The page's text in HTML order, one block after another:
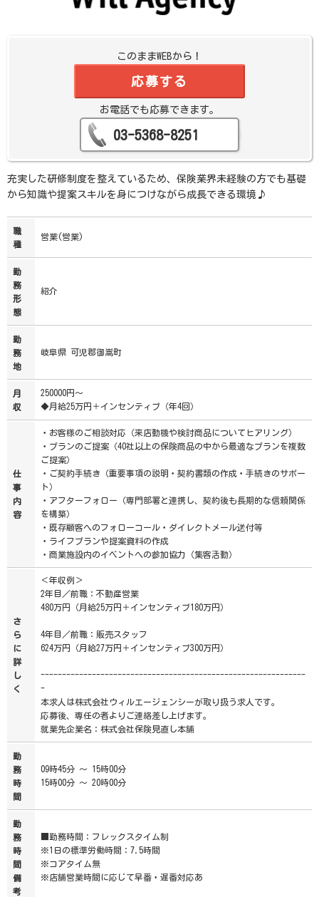
このままWEBから！
応募する
お電話でも応募できます。
03-5368-8251
充実した研修制度を整えているため、保険業界未経験の方でも基礎
から知識や提案スキルを身につけながら成長できる環境♪
職
種
営業(営業)
勤
務
形
態
紹介
勤
務
地
岐阜県 可児郡御嵩町
月
収
250000円～
◆月給25万円＋インセンティブ（年4回）
仕
事
内
容
・お客様のご相談対応（来店動機や検討商品についてヒアリング）
・プランのご提案（40社以上の保険商品の中から最適なプランを複数
ご提案）
・ご契約手続き（重要事項の説明・契約書類の作成・手続きのサポー
ト）
・アフターフォロー（専門部署と連携し、契約後も長期的な信頼関係
を構築）
・既存顧客へのフォローコール・ダイレクトメール送付等
・ライフプランや提案資料の作成
・商業施設内のイベントへの参加協力（集客活動）
さ
ら
に
詳
し
く
＜年収例＞
2年目／前職：不動産営業
480万円（月給25万円＋インセンティブ180万円）
4年目／前職：販売スタッフ
624万円（月給27万円＋インセンティブ300万円）
--------------------------------------------------------------
-
本求人は株式会社ウィルエージェンシーが取り扱う求人です。
応募後、専任の者よりご連絡差し上げます。
就業先企業名：株式会社保険見直し本舗
勤
務
時
間
09時45分 ～ 15時00分
15時00分 ～ 20時00分
勤
務
時
間
備
考
■勤務時間：フレックスタイム制
※1日の標準労働時間：7.5時間
※コアタイム無
※店舗営業時間に応じて早番・遅番対応あ